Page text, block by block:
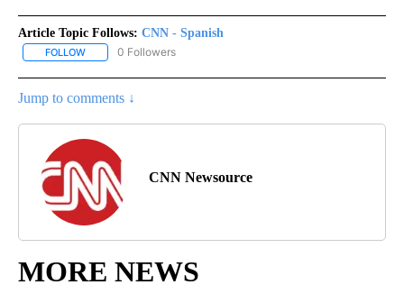
Article Topic Follows: CNN - Spanish
FOLLOW FOLLOW "CNN - SPANISH" TO RECEIVE NOTIFICATIONS ABOUT
0 Followers
Jump to comments ↓
CNN Newsource
MORE NEWS